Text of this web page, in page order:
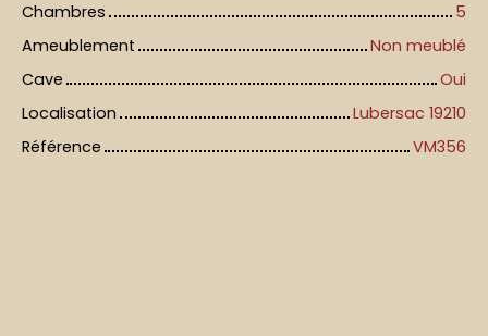
Chambres
5
Ameublement
Non meublé
Cave
Oui
Localisation
Lubersac 19210
Référence
VM356